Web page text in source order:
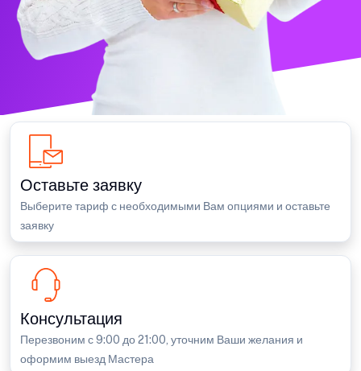
Оставьте заявку
Выберите тариф с необходимыми Вам опциями и оставьте
заявку
Консультация
Перезвоним с 9:00 до 21:00, уточним Ваши желания и
оформим выезд Мастера